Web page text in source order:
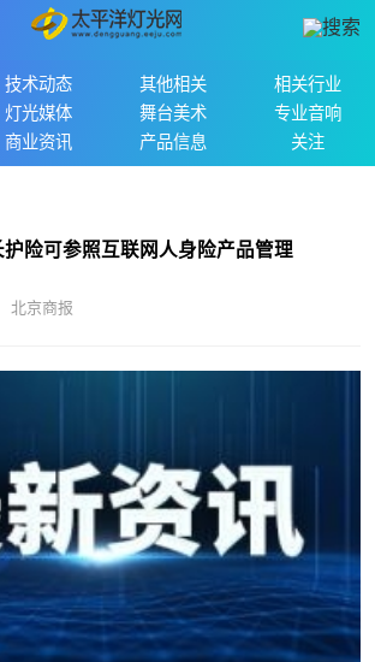
技术动态 其他相关
相关行业
灯光媒体 舞台美术
专业音响
商业资讯 产品信息 关注
险可参照互联网人身险产品管理
北京商报